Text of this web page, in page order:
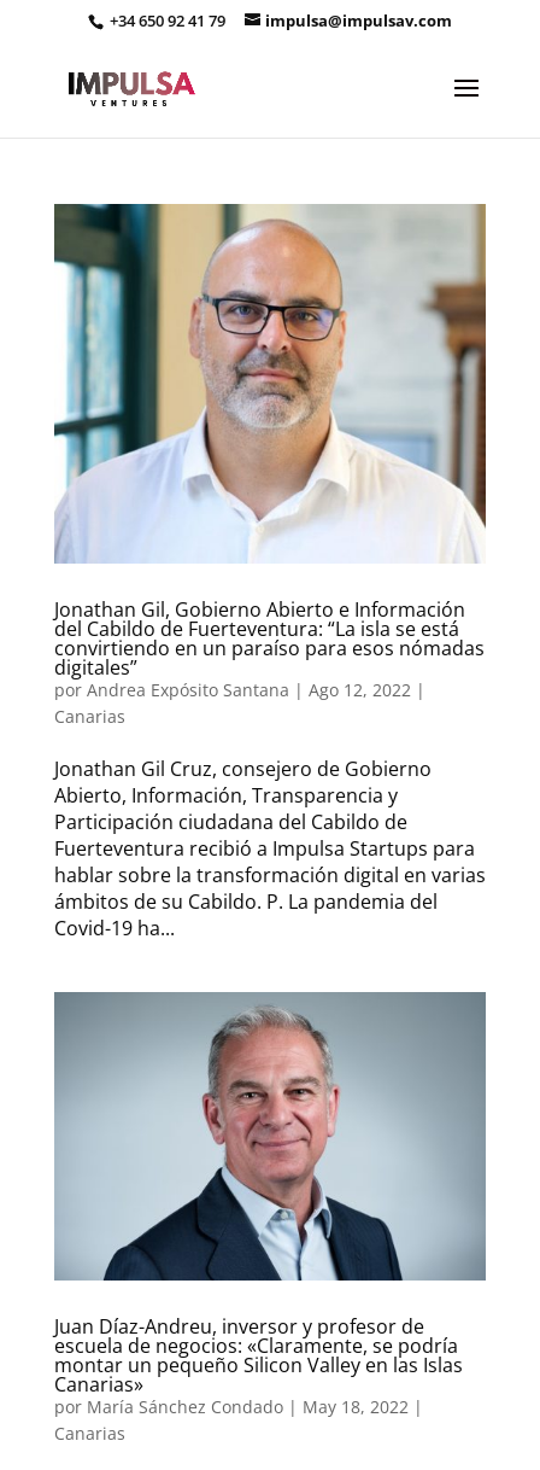
+34 650 92 41 79 impulsa@impulsav.com
Jonathan Gil, Gobierno Abierto e Información
del Cabildo de Fuerteventura: “La isla se está
convirtiendo en un paraíso para esos nómadas
digitales”
por Andrea Expósito Santana | Ago 12, 2022|
Canarias
Jonathan Gil Cruz, consejero de Gobierno
Abierto, Información, Transparencia y
Participación ciudadana del Cabildo de
Fuerteventura recibió a Impulsa Startups para
hablar sobre la transformación digital en varias
ámbitos de su Cabildo. P. La pandemia del
Covid-19 ha...
Juan Díaz-Andreu, inversor y profesor de
escuela de negocios: «Claramente, se podría
montar un pequeño Silicon Valley en las Islas
Canarias»
por María Sánchez Condado| May 18, 2022|
Canarias